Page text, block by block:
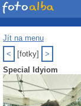
Jít na menu
<
[fotky]
>
Special Idyiom